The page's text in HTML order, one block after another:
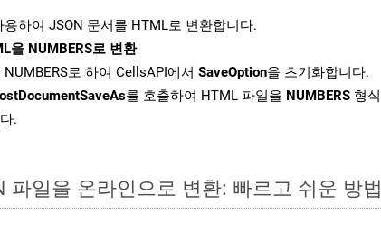
하여 JSON 문서를 HTML로 변환합니다.
을 NUMBERS로 변환
로 하여 CellsAPI에서 SaveOption을 초기화합니다.
를 호출하여 HTML 파일을 NUMBERS 형식
.
파일을 온라인으로 변환: 빠르고 쉬운 방법